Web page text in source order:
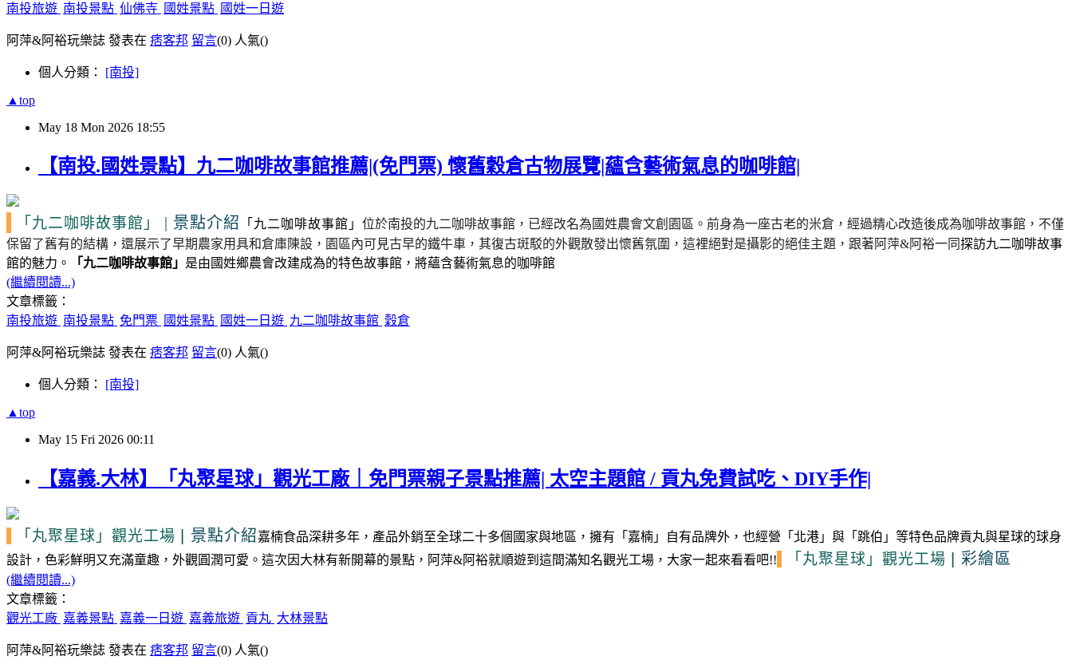
南投旅遊 南投景點 仙佛寺 國姓景點 國姓一日遊
阿萍&阿裕玩樂誌 發表在 痞客邦 留言(0) 人氣()
個人分類： [南投]
▲top
May 18 Mon 2026 18:55
【南投.國姓景點】九二咖啡故事館推薦|(免門票) 懷舊穀倉古物展覽|蘊含藝術氣息的咖啡館|
「九二咖啡故事館」 | 景點介紹 「九二咖啡故事館」 位於南投的九二咖啡故事館，已經改名為國姓農會文創園區。前身為一座古老的米倉，經過精心改造後成為咖啡故事館，不僅
保留了舊有的結構，還展示了早期農家用具和倉庫陳設，園區內可見古早的鐵牛車，其復古斑駁的外觀散發出懷舊氛圍，這裡絕對是攝影的絕佳主題，跟著阿萍&阿裕一同探訪九二咖啡故事
館的魅力。
「九二咖啡故事館」 是由國姓鄉農會改建成為的特色故事館，將蘊含藝術氣息的咖啡館
(繼續閱讀...)
文章標籤：
南投旅遊 南投景點 免門票 國姓景點 國姓一日遊 九二咖啡故事館 穀倉
阿萍&阿裕玩樂誌 發表在 痞客邦 留言(0) 人氣()
個人分類： [南投]
▲top
May 15 Fri 2026 00:11
【嘉義.大林】「丸聚星球」觀光工廠｜免門票親子景點推薦| 太空主題館 / 貢丸免費試吃、DIY手作|
「丸聚星球」 觀光工場 景點介紹嘉楠食品深耕多年，產品外銷至全球二十多個國家與地區，擁有「嘉楠」自有品牌外，也經營「北港」與「跳伯」等特色品牌貢丸與星球的球身
設計，色彩鮮明又充滿童趣，外觀圓潤可愛。這次因大林有新開幕的景點，阿萍&阿裕就順遊到這間滿知名觀光工場，大家一起來看看吧!!
「丸聚星球」 觀光工場 彩繪區
(繼續閱讀...)
文章標籤：
觀光工廠 嘉義景點 嘉義一日遊 嘉義旅遊 貢丸 大林景點
阿萍&阿裕玩樂誌 發表在 痞客邦 留言(0) 人氣()